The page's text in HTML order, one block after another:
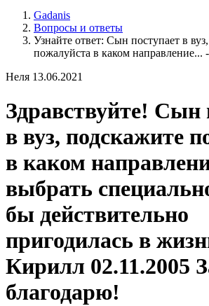
Gadanis
Вопросы и ответы
Узнайте ответ: Сын поступает в
пожалуйста в каком направление...
Неля 13.06.2021
Здравствуйте! Сын
в вуз, подскажите
в каком
выбрать
бы действительно
пригодилась в
Кирилл 02.11.2005
благодарю!